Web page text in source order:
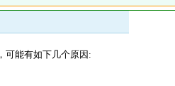
可能有如下几个原因: